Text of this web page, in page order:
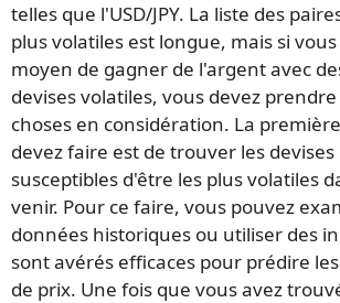
telles que l'USD/JPY. La liste des
plus volatiles est longue, mais si
moyen de gagner de l'argent avec
devises volatiles, vous devez
choses en considération. La
devez faire est de trouver les
susceptibles d'être les plus volatiles
venir. Pour ce faire, vous pouvez
données historiques ou utiliser des
sont avérés efficaces pour prédire
de prix. Une fois que vous avez